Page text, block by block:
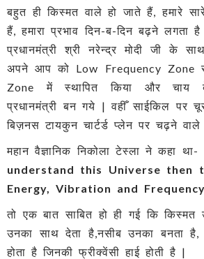
बहुत ही किस्मत वाले हो जाते हैं, हमारे
हैं, हमारा प्रभाव दिन-ब-दिन बढ़ने लगता
प्रधानमंत्री श्री नरेन्द्र मोदी जी के
अपने आप को Low Frequency Zone
Zone में स्थापित किया और चाय
प्रधानमंत्री बन गये | वहीँ साईकिल पर
बिज़नस टायकुन चार्टर्ड प्लेन पर चढ़ने
महान वैज्ञानिक निकोला टेस्ला ने कहा था-
understand this Universe then
Energy, Vibration and
तो एक बात साबित हो ही गई कि
उनका साथ देता है,नसीब उनका बनता है,
होता है जिनकी फ्रीक्वेंसी हाई होती है |